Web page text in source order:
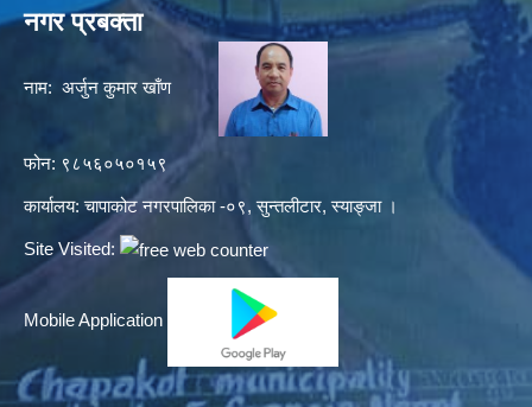
नगर प्रबक्ता
नाम: अर्जुन कुमार खाँण
फोन: ९८५६०५०१५९
कार्यालय: चापाकोट नगरपालिका -०९, सुन्तलीटार, स्याङ्जा ।
Site Visited:
Mobile Application